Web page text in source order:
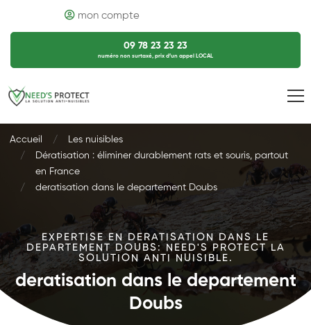
mon compte
09 78 23 23 23
numéro non surtaxé, prix d’un appel LOCAL
Accueil
Les nuisibles
Dératisation : éliminer durablement rats et souris, partout
en France
deratisation dans le departement Doubs
EXPERTISE EN DERATISATION DANS LE
DEPARTEMENT DOUBS: NEED'S PROTECT LA
SOLUTION ANTI NUISIBLE.
deratisation dans le departement
Doubs